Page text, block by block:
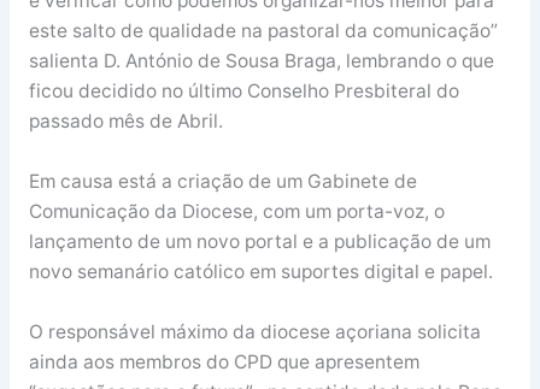
este salto de qualidade na pastoral da comunicação”
salienta D. António de Sousa Braga, lembrando o que
ficou decidido no último Conselho Presbiteral do
passado mês de Abril.
Em causa está a criação de um Gabinete de
Comunicação da Diocese, com um porta-voz, o
lançamento de um novo portal e a publicação de um
novo semanário católico em suportes digital e papel.
O responsável máximo da diocese açoriana solicita
ainda aos membros do CPD que apresentem